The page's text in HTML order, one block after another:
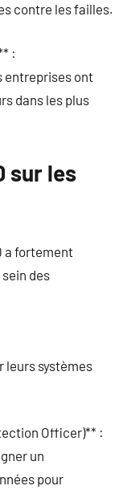
contre les failles.
:
entreprises ont
dans les plus
sur les
a fortement
des
leurs systèmes
Officer)** :
un
pour